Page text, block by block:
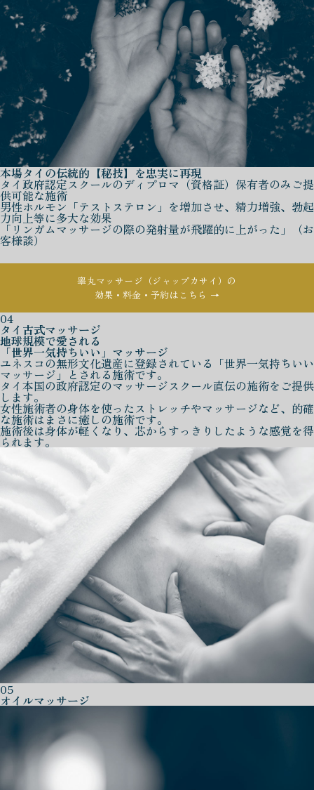
本場タイの伝統的【秘技】を忠実に再現
タイ政府認定スクールのディプロマ（資格証）保有者のみご提
供可能な施術
男性ホルモン「テストステロン」を増加させ、精力増強、勃起
力向上等に多大な効果
「リンガムマッサージの際の発射量が飛躍的に上がった」（お
客様談）
睾丸マッサージ（ジャップカサイ）の
効果・料金・予約はこちら →
04
タイ古式マッサージ
地球規模で愛される
「世界一気持ちいい」マッサージ
ユネスコの無形文化遺産に登録されている「世界一気持ちいい
マッサージ」とされる施術です。
タイ本国の政府認定のマッサージスクール直伝の施術をご提供
します。
女性施術者の身体を使ったストレッチやマッサージなど、的確
な施術はまさに癒しの施術です。
施術後は身体が軽くなり、芯からすっきりしたような感覚を得
られます。
05
オイルマッサージ